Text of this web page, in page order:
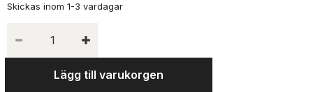
Lägg till varukorgen